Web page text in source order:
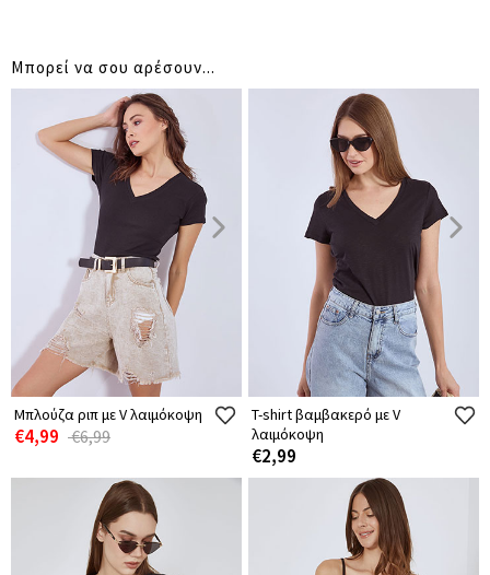
Μπορεί να σου αρέσουν...
Μπλούζα ριπ με V λαιμόκοψη
€4,99 €6,99
T-shirt βαμβακερό με V
λαιμόκοψη
€2,99